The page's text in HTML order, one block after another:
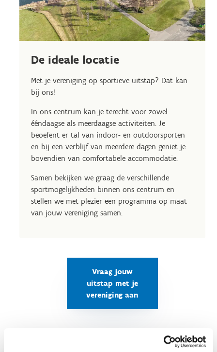
De ideale locatie
Met je vereniging op sportieve uitstap? Dat kan
bij ons!
In ons centrum kan je terecht voor zowel
ééndaagse als meerdaagse activiteiten. Je
beoefent er tal van indoor- en outdoorsporten
en bij een verblijf van meerdere dagen geniet je
bovendien van comfortabele accommodatie.
Samen bekijken we graag de verschillende
sportmogelijkheden binnen ons centrum en
stellen we met plezier een programma op maat
van jouw vereniging samen.
Vraag jouw
uitstap met je
vereniging aan
Een mix van avontuur en